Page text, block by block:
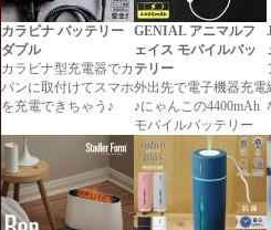
カラビナ バッテリー
ダブル
カラビナ型充電器でカ
バンに取付けてスマホ
を充電できちゃう♪
GENIAL アニマルフ
ェイス モバイルバッ
テリー
外出先で電子機器充電
♪にゃんこの4400mAh
モバイルバッテリー